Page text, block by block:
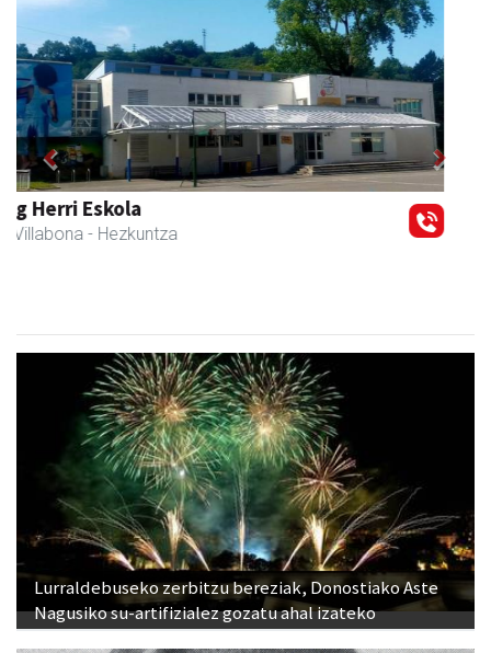
Iraola aholkularitza
Amasa-Villabona - Abokatuak
Previous Next
Lurraldebuseko zerbitzu bereziak, Donostiako Aste
Nagusiko su-artifizialez gozatu ahal izateko